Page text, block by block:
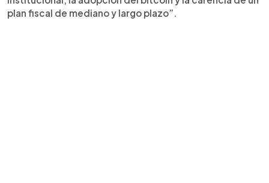
plan fiscal de mediano y largo plazo”.